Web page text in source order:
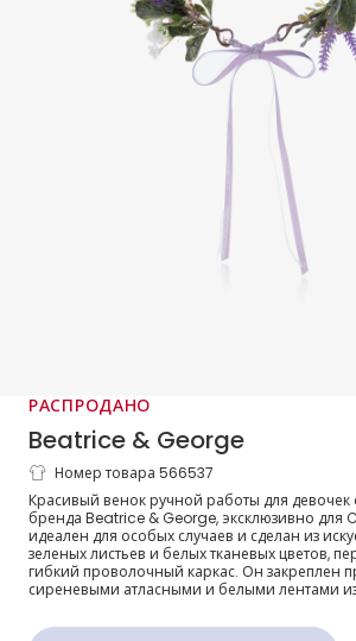
РАСПРОДАНО
Beatrice & George
Фиолетовый лавандовый
работы для девочек
Номер товара 566537
Красивый венок ручной работы для девочек
бренда Beatrice & George, эксклюзивно
идеален для особых случаев и сделан из
зеленых листьев и белых тканевых цветов,
гибкий проволочный каркас. Он закреплен
сиреневыми атласными и белыми лентами